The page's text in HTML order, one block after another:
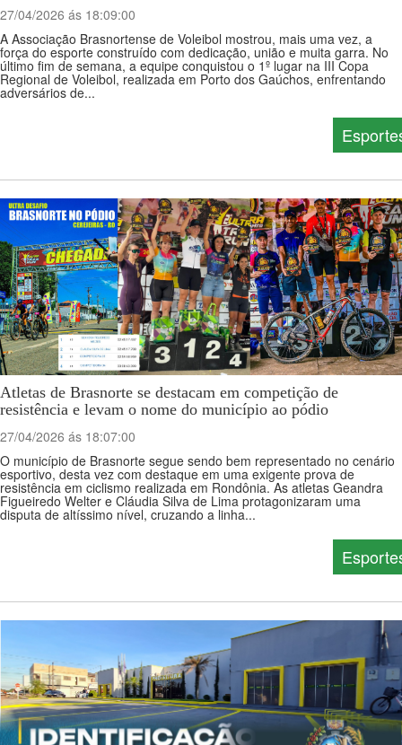
27/04/2026 ás 18:09:00
A Associação Brasnortense de Voleibol mostrou, mais uma vez, a
força do esporte construído com dedicação, união e muita garra. No
último fim de semana, a equipe conquistou o 1º lugar na III Copa
Regional de Voleibol, realizada em Porto dos Gaúchos, enfrentando
adversários de...
Atletas de Brasnorte se destacam em competição de
resistência e levam o nome do município ao pódio
27/04/2026 ás 18:07:00
O município de Brasnorte segue sendo bem representado no cenário
esportivo, desta vez com destaque em uma exigente prova de
resistência em ciclismo realizada em Rondônia. As atletas Geandra
Figueiredo Welter e Cláudia Silva de Lima protagonizaram uma
disputa de altíssimo nível, cruzando a linha...